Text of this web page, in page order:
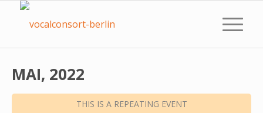
MAI, 2022
THIS IS A REPEATING EVENT